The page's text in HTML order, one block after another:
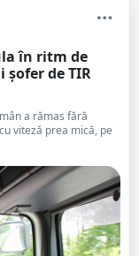
în ritm de
de TIR
a rămas fără
viteză prea mică, pe